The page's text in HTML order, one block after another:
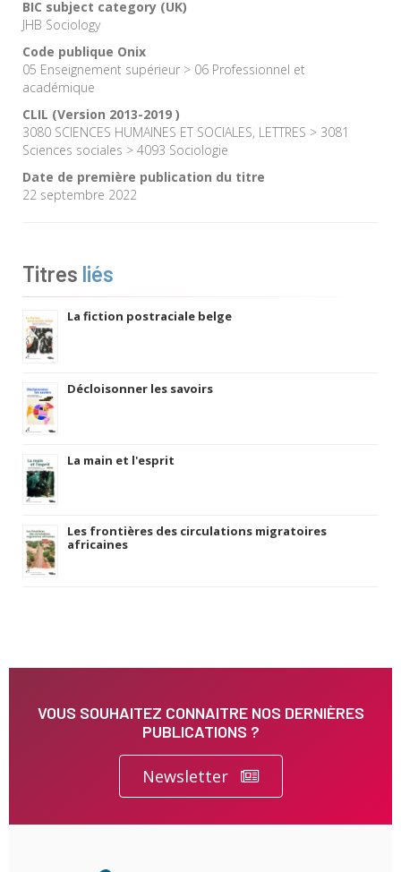
BIC subject category (UK)
JHB Sociology
Code publique Onix
05 Enseignement supérieur > 06 Professionnel et
académique
CLIL (Version 2013-2019 )
3080 SCIENCES HUMAINES ET SOCIALES, LETTRES > 3081
Sciences sociales > 4093 Sociologie
Date de première publication du titre
22 septembre 2022
Titres liés
La fiction postraciale belge
Décloisonner les savoirs
La main et l'esprit
Les frontières des circulations migratoires
africaines
VOUS SOUHAITEZ CONNAITRE NOS DERNIÈRES
PUBLICATIONS ?
Newsletter